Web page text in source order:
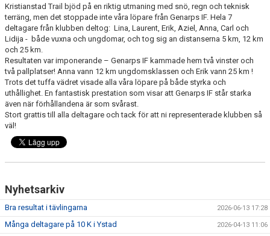
Kristianstad Trail bjöd på en riktig utmaning med snö, regn och teknisk
terräng, men det stoppade inte våra löpare från Genarps IF. Hela 7
deltagare från klubben deltog: Lina, Laurent, Erik, Aziel, Anna, Carl och
Lidija - både vuxna och ungdomar, och tog sig an distanserna 5 km, 12 km
och 25 km.
Resultaten var imponerande – Genarps IF kammade hem två vinster och
två pallplatser! Anna vann 12 km ungdomsklassen och Erik vann 25 km !
Trots det tuffa vädret visade alla våra löpare på både styrka och
uthållighet. En fantastisk prestation som visar att Genarps IF står starka
även när förhållandena är som svårast.
Stort grattis till alla deltagare och tack för att ni representerade klubben så
väl!
Nyhetsarkiv
Bra resultat i tävlingarna 2026-06-13 17:28
Många deltagare på 10 K i Ystad 2026-04-13 11:06